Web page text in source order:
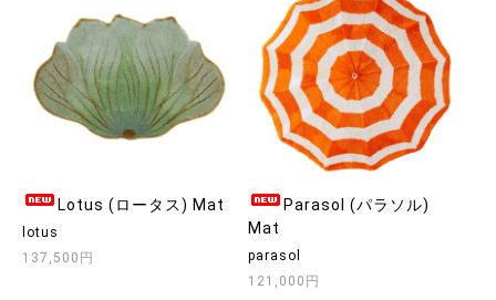
Lotus (ロータス) Mat
lotus
137,500円
Parasol (パラソル)
Mat
parasol
121,000円